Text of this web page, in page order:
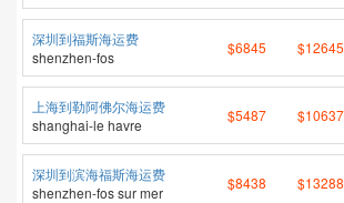
深圳到福斯海运费
shenzhen-fos
$6845 $12645
上海到勒阿佛尔海运费
shanghai-le havre
$5487 $10637
深圳到滨海福斯海运费
shenzhen-fos sur mer
$8438 $13288